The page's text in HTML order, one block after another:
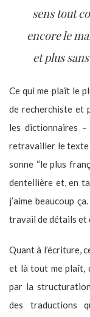
sens tout
encore le
et plus
Ce qui me plaît le
de recherchiste et
les dictionnaires –
retravailler le texte
sonne “le plus
dentellière et, en
j’aime beaucoup
travail de détails et
Quant à l’écriture,
et là tout me plaît,
par la
des traductions